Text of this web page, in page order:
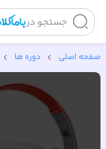
جستجو در
صفحه اصلی دوره ها